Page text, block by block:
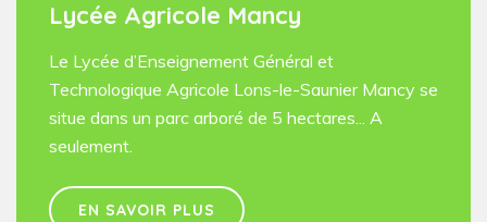
Lycée Agricole Mancy
Le Lycée d’Enseignement Général et
Technologique Agricole Lons-le-Saunier Mancy se
situe dans un parc arboré de 5 hectares... A
seulement.
EN SAVOIR PLUS